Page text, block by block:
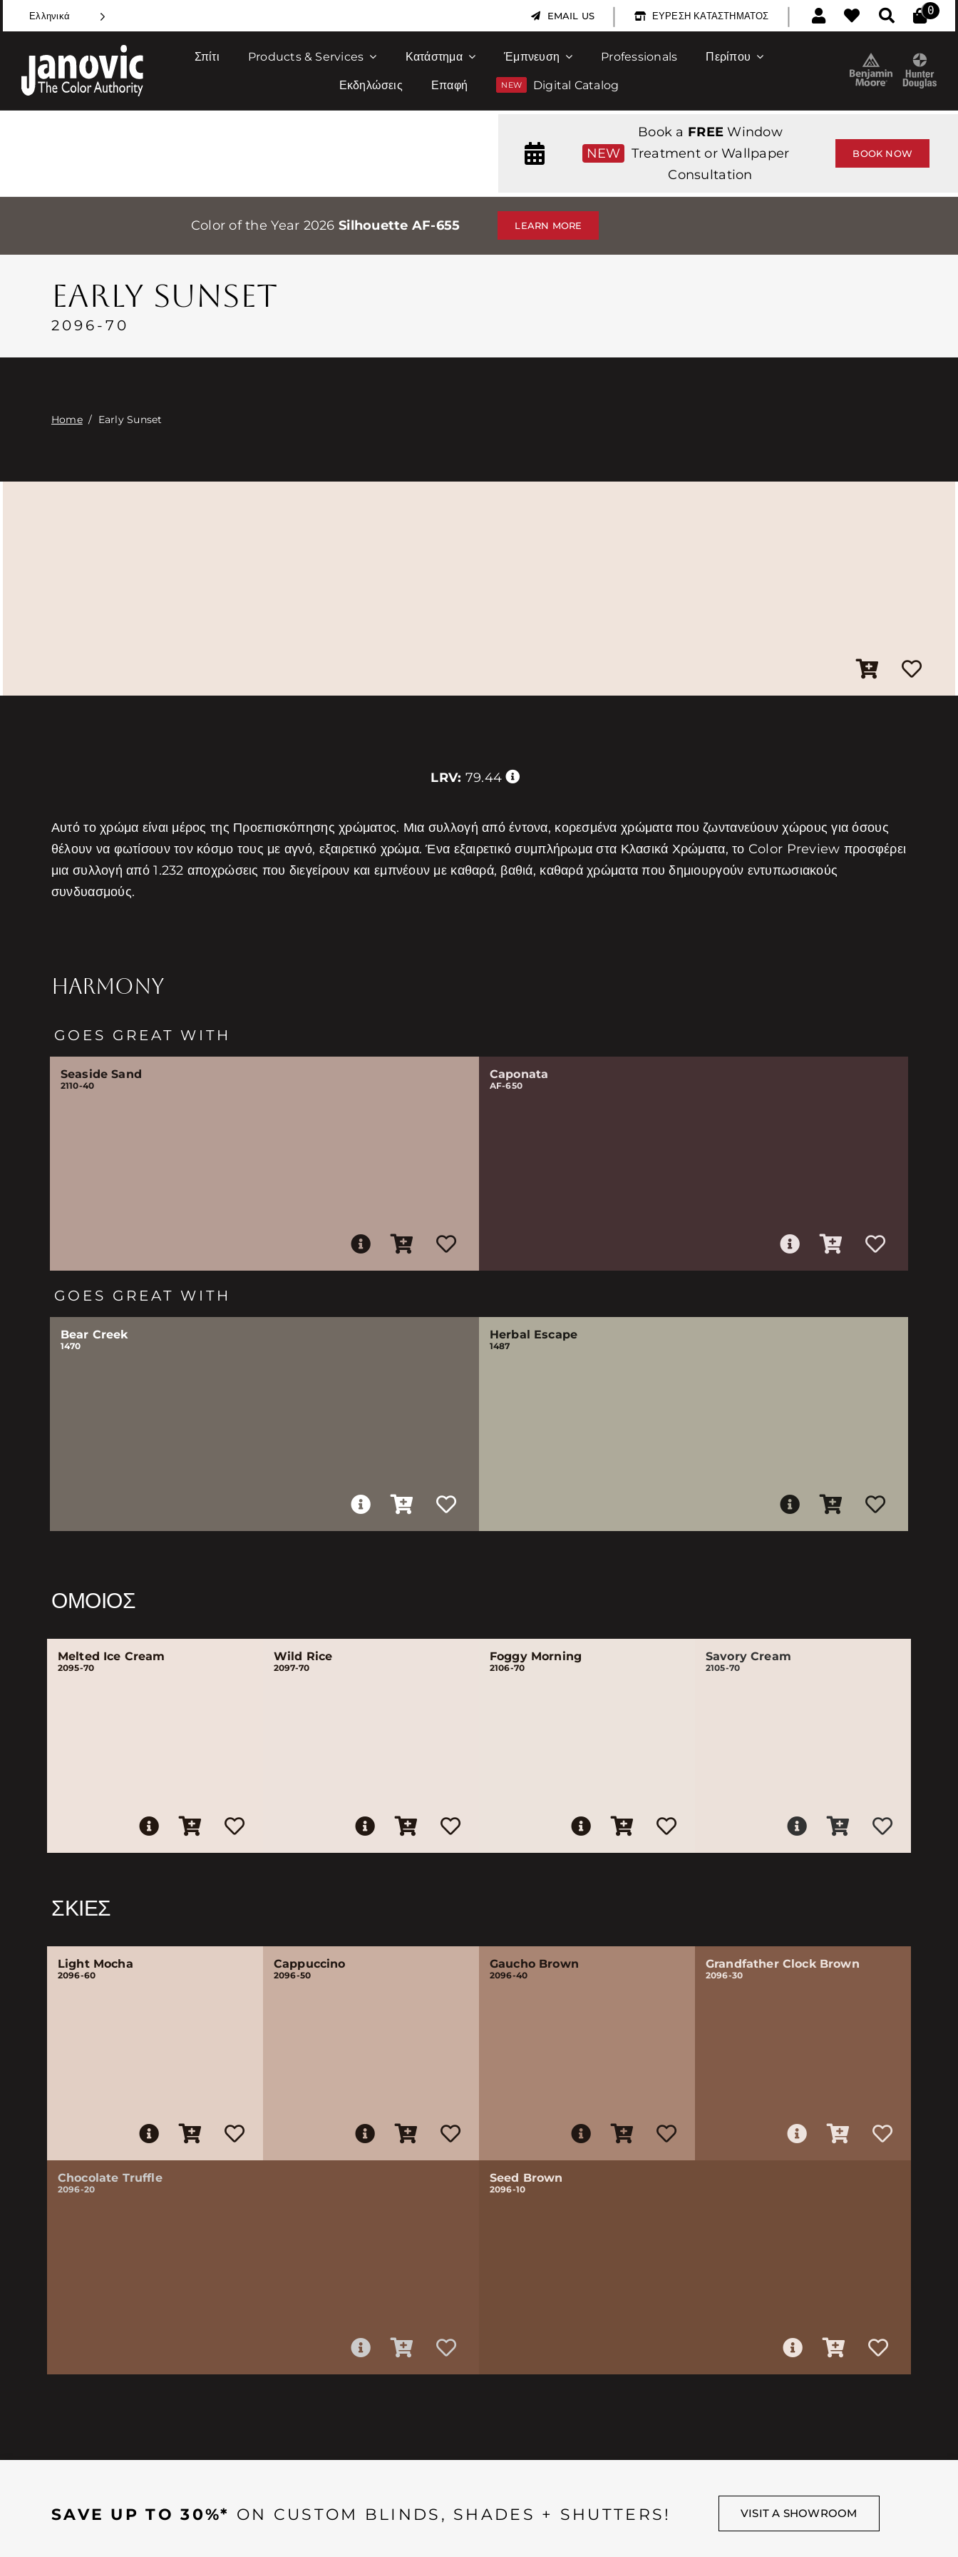
to
content
Ελληνικά EMAIL US | ΕΎΡΕΣΗ ΚΑΤΑΣΤΉΜΑΤΟΣ | 0
Σπίτι Products & Services Κατάστημα Έμπνευση Professionals Περίπου
Εκδηλώσεις Επαφή Digital Catalog
NEW
Book a FREE Window
Treatment or Wallpaper
Consultation
BOOK NOW
Color of the Year 2026 Silhouette AF-655 LEARN MORE
EARLY SUNSET
2096-70
Home/ Early Sunset
LRV: 79.44
Αυτό το χρώμα είναι μέρος της Προεπισκόπησης χρώματος. Μια συλλογή από έντονα, κορεσμένα χρώματα που ζωντανεύουν χώρους για όσους
θέλουν να φωτίσουν τον κόσμο τους με αγνό, εξαιρετικό χρώμα. Ένα εξαιρετικό συμπλήρωμα στα Κλασικά Χρώματα, το Color Preview προσφέρει
μια συλλογή από 1.232 αποχρώσεις που διεγείρουν και εμπνέουν με καθαρά, βαθιά, καθαρά χρώματα που δημιουργούν εντυπωσιακούς
συνδυασμούς.
HARMONY
GOES GREAT WITH
Seaside Sand
2110-40
Caponata
AF-650
GOES GREAT WITH
Bear Creek
1470
Herbal Escape
1487
ΌΜΟΙΟΣ
Melted Ice Cream
2095-70
Wild Rice
2097-70
Foggy Morning
2106-70
Savory Cream
2105-70
ΣΚΙΈΣ
Light Mocha
2096-60
Cappuccino
2096-50
Gaucho Brown
2096-40
Grandfather Clock Brown
2096-30
Chocolate Truffle
2096-20
Seed Brown
2096-10
SAVE UP TO 30%* ON CUSTOM BLINDS, SHADES + SHUTTERS! VISIT A SHOWROOM